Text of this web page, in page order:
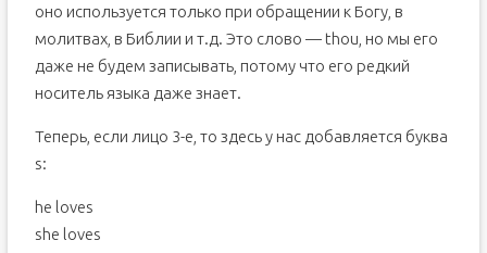
оно используется только при обращении к Богу, в
молитвах, в Библии и т.д. Это слово — thou, но мы его
даже не будем записывать, потому что его редкий
носитель языка даже знает.
Теперь, если лицо 3-е, то здесь у нас добавляется буква
s:
he loves
she loves